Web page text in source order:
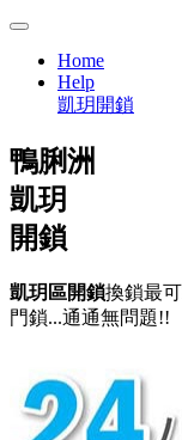
Home
Help
凱玥開鎖
鴨脷洲
凱玥
開鎖
凱玥區開鎖換鎖最
門鎖...通通無問題!!